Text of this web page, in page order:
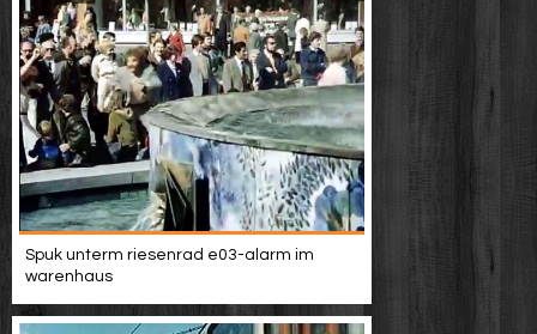
Spuk unterm riesenrad e03-alarm im
warenhaus